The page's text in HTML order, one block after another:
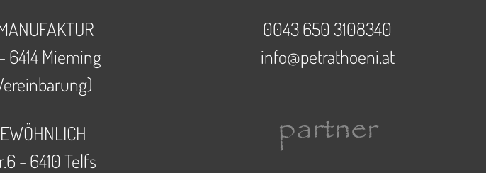
6414 Mieming
- 6410 Telfs
0043 650 3108340
info@petrathoeni.at
partner